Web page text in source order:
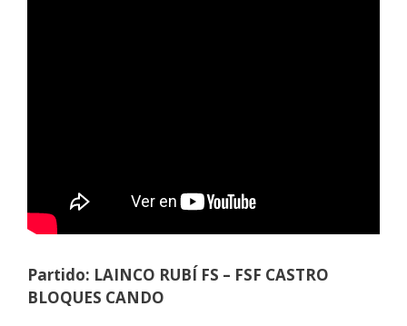
Partido: LAINCO RUBÍ FS – FSF CASTRO
BLOQUES CANDO